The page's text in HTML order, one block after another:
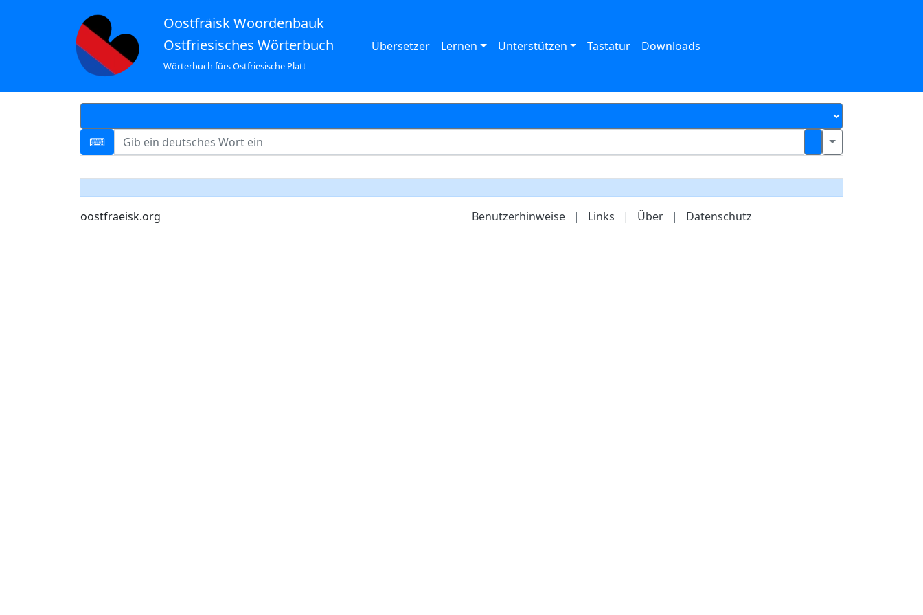
Oostfräisk Woordenbauk
Ostfriesisches Wörterbuch
Wörterbuch fürs Ostfriesische Platt
Übersetzer Lernen Unterstützen Tastatur Downloads
oostfraeisk.org Benutzerhinweise | Links | Über | Datenschutz